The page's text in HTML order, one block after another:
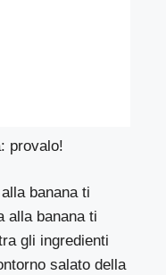
provalo!
banana ti
alla banana ti
gli ingredienti
salato della